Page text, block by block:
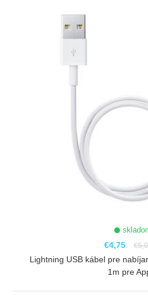
€4,75
Lightning USB kábel pre
1m pre